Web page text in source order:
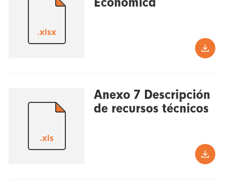
.xlsx
.xls
Anexo 7 Descripción
de recursos técnicos